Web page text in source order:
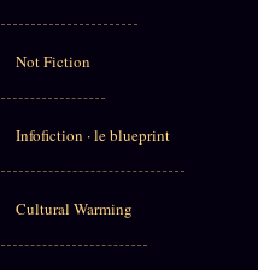
Not Fiction
Infofiction · le blueprint
Cultural Warming